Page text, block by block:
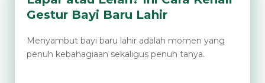
Gestur Bayi Baru Lahir
Menyambut bayi baru lahir adalah momen yang
penuh kebahagiaan sekaligus penuh tanya.